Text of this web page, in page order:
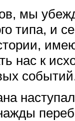
мы
типа, и
нас к